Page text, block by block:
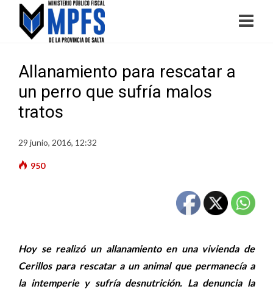
Allanamiento para rescatar a
un perro que sufría malos
tratos
29 junio, 2016, 12:32
950
Hoy se realizó un allanamiento en una vivienda de
Cerillos para rescatar a un animal que permanecía a
la intemperie y sufría desnutrición. La denuncia la